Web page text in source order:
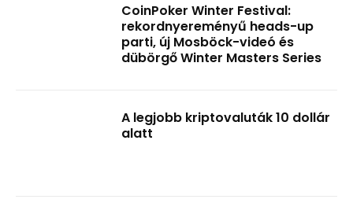
CoinPoker Winter Festival:
rekordnyereményű heads-up
parti, új Mosböck-videó és
dübörgő Winter Masters Series
A legjobb kriptovaluták 10 dollár
alatt